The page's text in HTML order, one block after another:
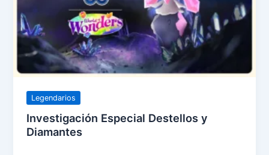
Legendarios
Investigación Especial Destellos y
Diamantes